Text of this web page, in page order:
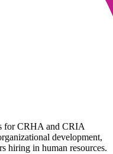
for CRHA and CRIA
development,
hiring in human resources.